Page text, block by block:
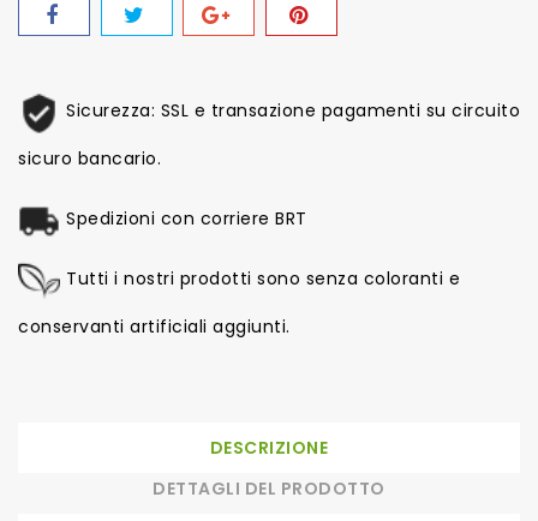
Sicurezza: SSL e transazione pagamenti su circuito
sicuro bancario.
Spedizioni con corriere BRT
Tutti i nostri prodotti sono senza coloranti e
conservanti artificiali aggiunti.
DESCRIZIONE
DETTAGLI DEL PRODOTTO